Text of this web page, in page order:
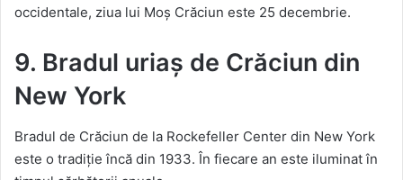
occidentale, ziua lui Moș Crăciun este 25 decembrie.
9. Bradul uriaș de Crăciun din
New York
Bradul de Crăciun de la Rockefeller Center din New York
este o tradiție încă din 1933. În fiecare an este iluminat în